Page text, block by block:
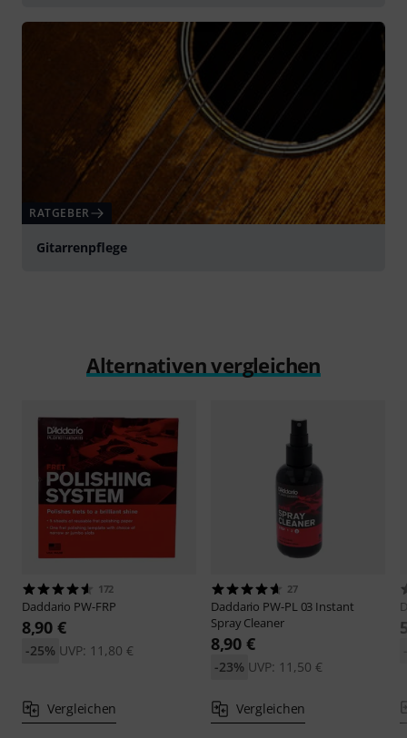
RATGEBER
Gitarrenpflege
Alternativen vergleichen
172
Daddario PW-FRP
8,90 €
UVP: 11,80 €
-25%
Vergleichen
27
Daddario PW-PL 03 Instant
Spray Cleaner
8,90 €
UVP: 11,50 €
-23%
Vergleichen